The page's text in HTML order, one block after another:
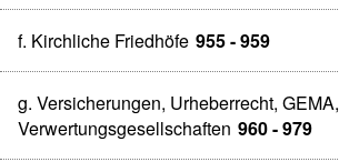
f. Kirchliche Friedhöfe 955 - 959
g. Versicherungen, Urheberrecht, GEMA,
Verwertungsgesellschaften 960 - 979